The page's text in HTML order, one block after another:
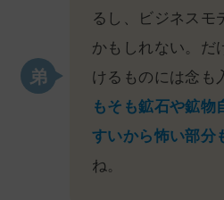
るし、ビジネスモ
かもしれない。だ
けるものには念も
もそも鉱石や鉱物
すいから怖い部分
ね。